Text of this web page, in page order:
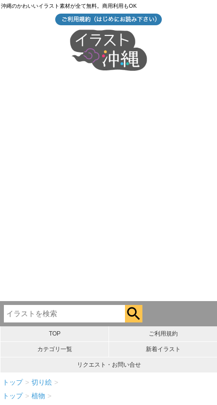
沖縄のかわいいイラスト素材が全て無料。商用利用もOK
TOP ご利用規約
カテゴリ一覧 新着イラスト
リクエスト・お問い合せ
トップ > 切り絵 >
トップ > 植物 >